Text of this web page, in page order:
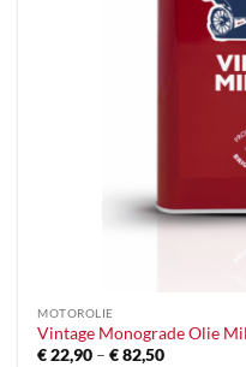
MOTOROLIE
Vintage Monograde Olie
€22,90 – €82,50Prijsklasse: